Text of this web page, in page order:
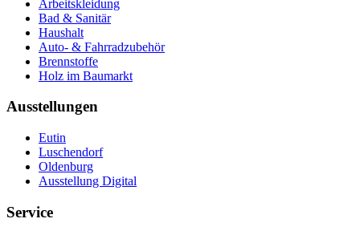
Arbeitskleidung
Bad & Sanitär
Haushalt
Auto- & Fahrradzubehör
Brennstoffe
Holz im Baumarkt
Ausstellungen
Eutin
Luschendorf
Oldenburg
Ausstellung Digital
Service